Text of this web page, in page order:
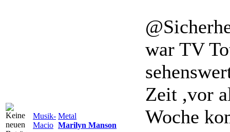
Musik-
Macio
Metal
Marilyn Manson
war TV
Zeit ,vor
Woche